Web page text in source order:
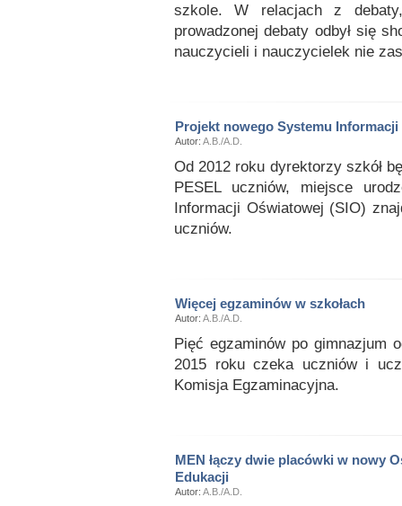
szkole. W relacjach z
prowadzonej debaty odbył się
nauczycieli i nauczycielek nie
Projekt nowego Systemu
Autor: A.B./A.D.
Od 2012 roku dyrektorzy szkół
PESEL uczniów, miejsce
Informacji Oświatowej (SIO)
uczniów.
Więcej egzaminów w szkołach
Autor: A.B./A.D.
Pięć egzaminów po gimnazjum
2015 roku czeka uczniów i
Komisja Egzaminacyjna.
MEN łączy dwie placówki w nowy
Edukacji
Autor: A.B./A.D.